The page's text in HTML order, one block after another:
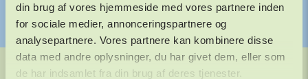
din brug af vores hjemmeside med vores partnere inden
for sociale medier, annonceringspartnere og
analysepartnere. Vores partnere kan kombinere disse
data med andre oplysninger, du har givet dem, eller som
de har indsamlet fra din brug af deres tjenester.
FORRIGE NÆSTE
2026 Varde Open Air. Alle rettigheder forbeholdes.